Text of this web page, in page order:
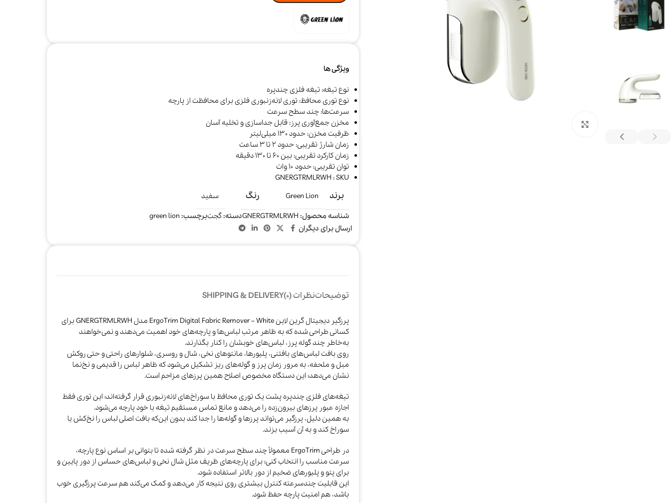
خوشبو کننده هوا
سرمایش و
گرمایش
ویژگی ها
نوع تیغه: تیغه فلزی چندپره
نوع توری محافظ: توری لانه‌زنبوری فلزی برای محافظت از پارچه
سرعت‌ها: چند سطح سرعت
مخزن جمع‌آوری پرز: قابل جداسازی و تخلیه آسان
ظرفیت مخزن: حدود ۱۳۰ میلی‌لیتر
زمان شارژ تقریبی: حدود ۲ تا ۳ ساعت
زمان کارکرد تقریبی: بین ۶۰ تا ۱۳۰ دقیقه
توان تقریبی: حدود ۱۰ وات
GNERGTRMLRWH : SKU
برند Green Lion رنگ
سفید
شناسه محصول: GNERGTRMLRWHدسته:گجتبرچسب: green lion
ارسال برای دیگران
توضیحاتنظرات (0) SHIPPING & DELIVERY
پرزگیر دیجیتال گرین لاین ErgoTrim Digital Fabric Remover – White مدل GNERGTRMLRWH برای
کسانی طراحی شده که به ظاهر مرتب لباس‌ها و پارچه‌های خود اهمیت می‌دهند و نمی‌خواهند
به‌خاطر چند گوله پرز، لباس‌های خوبشان را کنار بگذارند.
روی بافت لباس‌های بافتنی، پلیورها، مانتوهای نخی، شال و روسری، شلوارهای راحتی و حتی روکش
مبل و ملحفه، به مرور زمان پرز و گوله‌های ریز تشکیل می‌شود که ظاهر لباس را قدیمی و نخ‌نما
نشان می‌دهد؛ این دستگاه مخصوص اصلاح همین پرزهای مزاحم است.
تیغه‌های فلزی چندپره پشت یک توری محافظ با سوراخ‌های لانه‌زنبوری قرار گرفته‌اند؛ این توری فقط
اجازه عبور پرزهای بیرون‌زده را می‌دهد و مانع تماس مستقیم تیغه با خود پارچه می‌شود.
به همین دلیل، پرزگیر می‌تواند پرزها و گوله‌ها را جدا کند بدون این‌که بافت اصلی لباس را نخ‌کش یا
سوراخ کند و به آن آسیب بزند.
در طراحی ErgoTrim معمولاً چند سطح سرعت در نظر گرفته شده تا بتوانی بر اساس نوع پارچه،
سرعت مناسب را انتخاب کنی؛ برای پارچه‌های ظریف مثل شال نخی و لباس‌های حساس از دور پایین و
برای پتو و پلیورهای ضخیم از دور بالاتر استفاده شود.
این قابلیت چندسرعته کنترل بیشتری روی نتیجه کار می‌دهد و کمک می‌کند هم سرعت پرزگیری خوب
باشد، هم امنیت پارچه حفظ شود.